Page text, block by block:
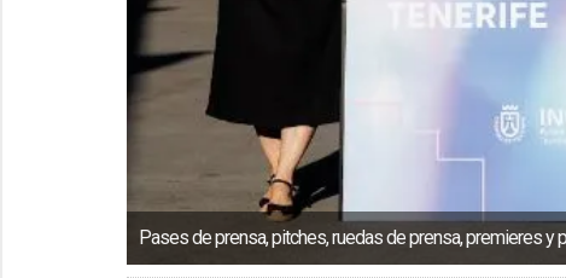
Pases de prensa, pitches, ruedas de prensa, premieres y